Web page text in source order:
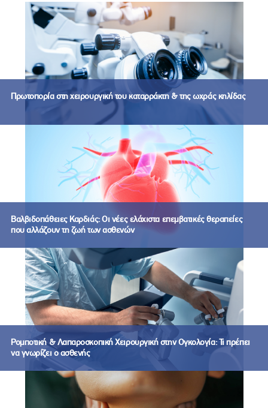
Πρωτοπορία στη χειρουργική του καταρράκτη & της ωχράς κηλίδας
Βαλβιδοπάθειες Καρδιάς: Οι νέες ελάχιστα επεμβατικές θεραπείες
που αλλάζουν τη ζωή των ασθενών
Ρομποτική & Λαπαροσκοπική Χειρουργική στην Ογκολογία: Τι πρέπει
να γνωρίζει ο ασθενής